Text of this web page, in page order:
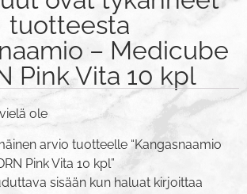
tuotteesta
– Medicube
Pink Vita 10 kpl
ole
arvio tuotteelle “Kangasnaamio
Pink Vita 10 kpl”
sisään kun haluat kirjoittaa